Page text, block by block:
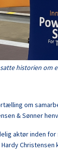
historien om
om
& Sønner
aktør inden
Christensen